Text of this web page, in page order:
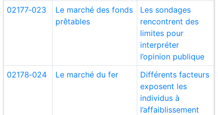
02177‑023
Le marché des fonds
prêtables
Les sondages
rencontrent des
limites pour
interpréter
l’opinion publique
02178‑024
Le marché du fer
Différents facteurs
exposent les
individus à
l’affaiblissement